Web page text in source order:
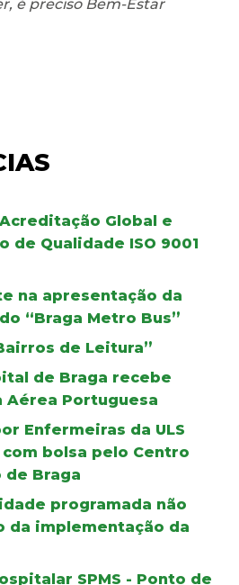
é preciso Bem-Estar
Global e
de Qualidade ISO 9001
na apresentação da
“Braga Metro Bus”
de Leitura”
de Braga recebe
Aérea Portuguesa
Enfermeiras da ULS
bolsa pelo Centro
de Braga
programada não
da implementação da
SPMS - Ponto de